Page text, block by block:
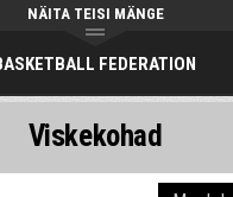
FEDERATION
NÄITA TEISI MÄNGE
Viskekohad